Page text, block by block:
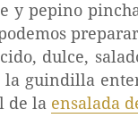
y pepino
dulce,
la guindilla
de la ensalada